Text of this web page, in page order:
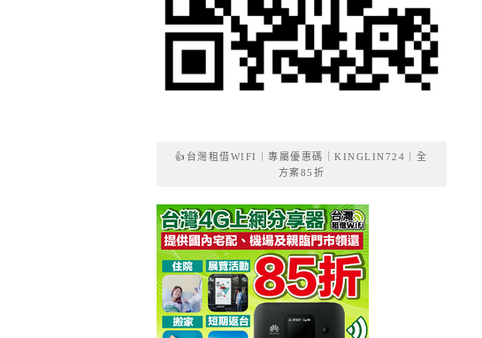
👍台灣租借WIFI｜專屬優惠碼｜KINGLIN724｜全
方案85折